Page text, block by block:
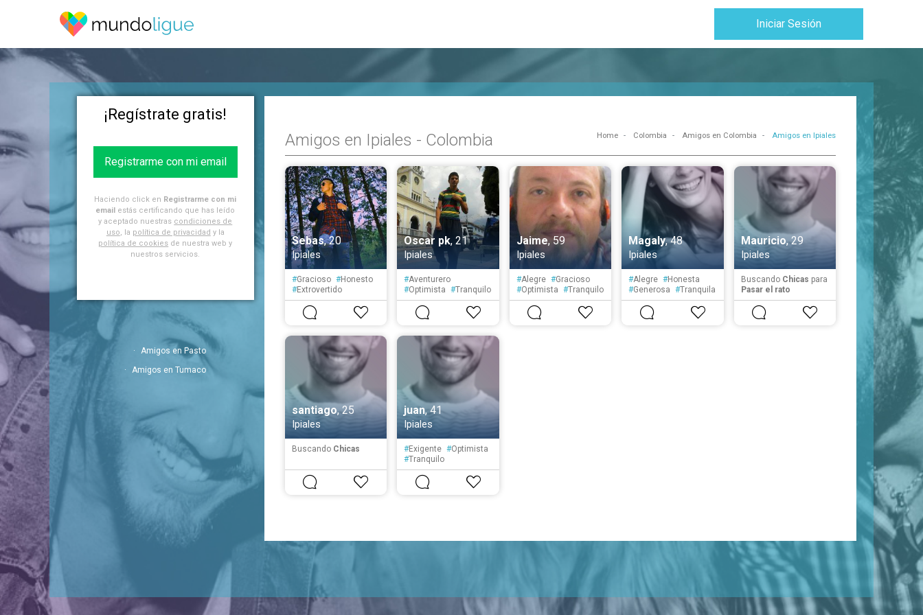
Iniciar Sesión
¡Regístrate gratis!
Registrarme con mi email
Haciendo click en Registrarme con mi
email estás certificando que has leído
y aceptado nuestras condiciones de
uso, la política de privacidad y la
política de cookies de nuestra web y
nuestros servicios.
Amigos en Pasto
Amigos en Tumaco
Amigos en Ipiales - Colombia Home Colombia Amigos en Colombia Amigos en Ipiales
Sebas, 20
Ipiales
#Gracioso #Honesto
#Extrovertido
#Tranquilo #Creativo
Espontáneo
Ambicioso
Oscar pk, 21
Ipiales
#Aventurero
#Optimista #Tranquilo
#Reservado
Tolerante
Atento
Paciente
Jaime, 59
Ipiales
#Alegre #Gracioso
#Optimista #Tranquilo
#Prudente
Magaly, 48
Ipiales
#Alegre #Honesta
#Generosa #Tranquila
#Organizada
Mauricio, 29
Ipiales
Buscando Chicas para
Pasar el rato
santiago, 25
Ipiales
Buscando Chicas
juan, 41
Ipiales
#Exigente #Optimista
#Tranquilo